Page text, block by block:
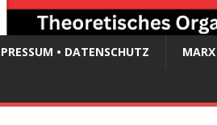
• DATENSCHUTZ